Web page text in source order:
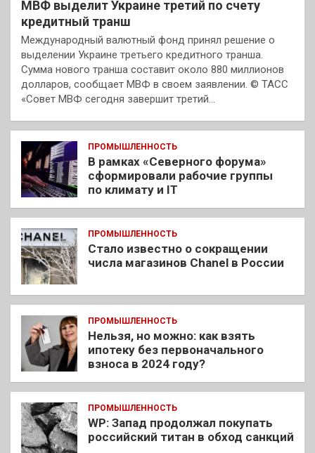
МВФ выделит Украине третий по счету
кредитный транш
Международный валютный фонд принял решение о
выделении Украине третьего кредитного транша.
Сумма нового транша составит около 880 миллионов
долларов, сообщает МВФ в своем заявлении. © ТАСС
«Совет МВФ сегодня завершит третий…
ПРОМЫШЛЕННОСТЬ
В рамках «Северного форума»
сформировали рабочие группы
по климату и IT
ПРОМЫШЛЕННОСТЬ
Стало известно о сокращении
числа магазинов Chanel в России
ПРОМЫШЛЕННОСТЬ
Нельзя, но можно: как взять
ипотеку без первоначального
взноса в 2024 году?
ПРОМЫШЛЕННОСТЬ
WP: Запад продолжал покупать
российский титан в обход санкций